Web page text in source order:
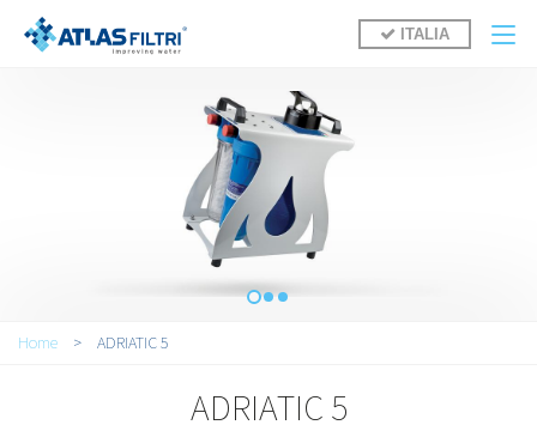
Salta al contenuto principale
ITALIA
Tu sei qui
Home > ADRIATIC 5
ADRIATIC 5